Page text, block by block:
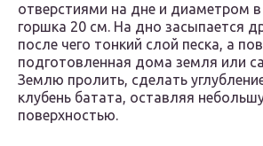
отверстиями на дне и диаметром
горшка 20 см. На дно засыпается
после чего тонкий слой песка, а
подготовленная дома земля или
Землю пролить, сделать
клубень батата, оставляя
поверхностью.